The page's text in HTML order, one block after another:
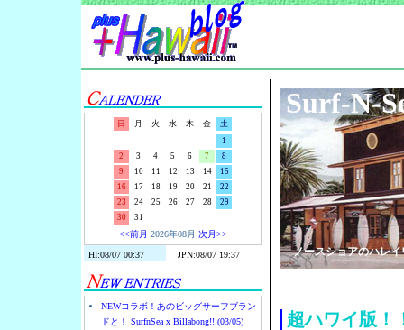
日 月 火 水 木 金
土
1
2
3 4 5 6 7
8
9
10 11 12 13 14
15
16
17 18 19 20 21
22
23
24 25 26 27 28
29
30
31
<<前月 2026年08月 次月>>
NEWコラボ！あのビッグサーフブラン
ドと！ SurfnSea x Billabong!! (03/05)
Surf-N-
ノースショアのハレ
超ハワイ版！